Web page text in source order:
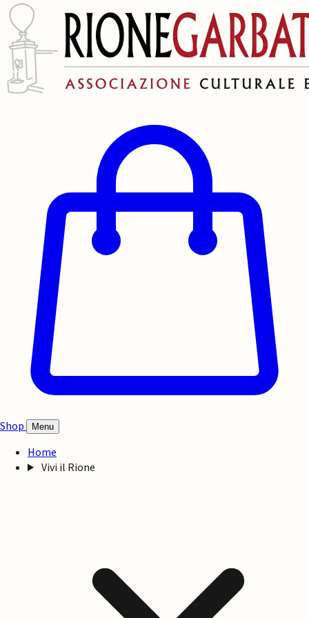
Shop Menu
Home
Vivi il Rione